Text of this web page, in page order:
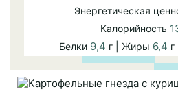
Энергетическая
Калорийность
Белки 9,4 г | Жиры 6,4